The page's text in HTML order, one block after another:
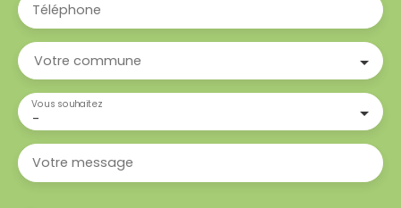
Téléphone
Votre commune
-
Vous souhaitez
Votre message